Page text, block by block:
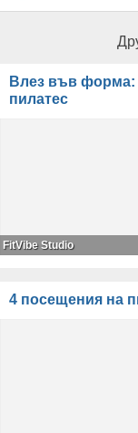
Влез във
пилатес
FitVibe Studio
4 посещения на